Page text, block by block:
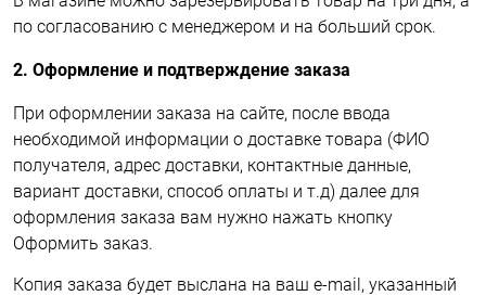
по согласованию с менеджером и на больший срок.
2. Оформление и подтверждение заказа
При оформлении заказа на сайте, после ввода
необходимой информации о доставке товара (ФИО
получателя, адрес доставки, контактные данные,
вариант доставки, способ оплаты и т.д) далее для
оформления заказа вам нужно нажать кнопку
Оформить заказ.
Копия заказа будет выслана на ваш e-mail, указанный